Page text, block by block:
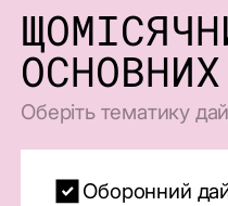
Оберіть тематику
Оборонний